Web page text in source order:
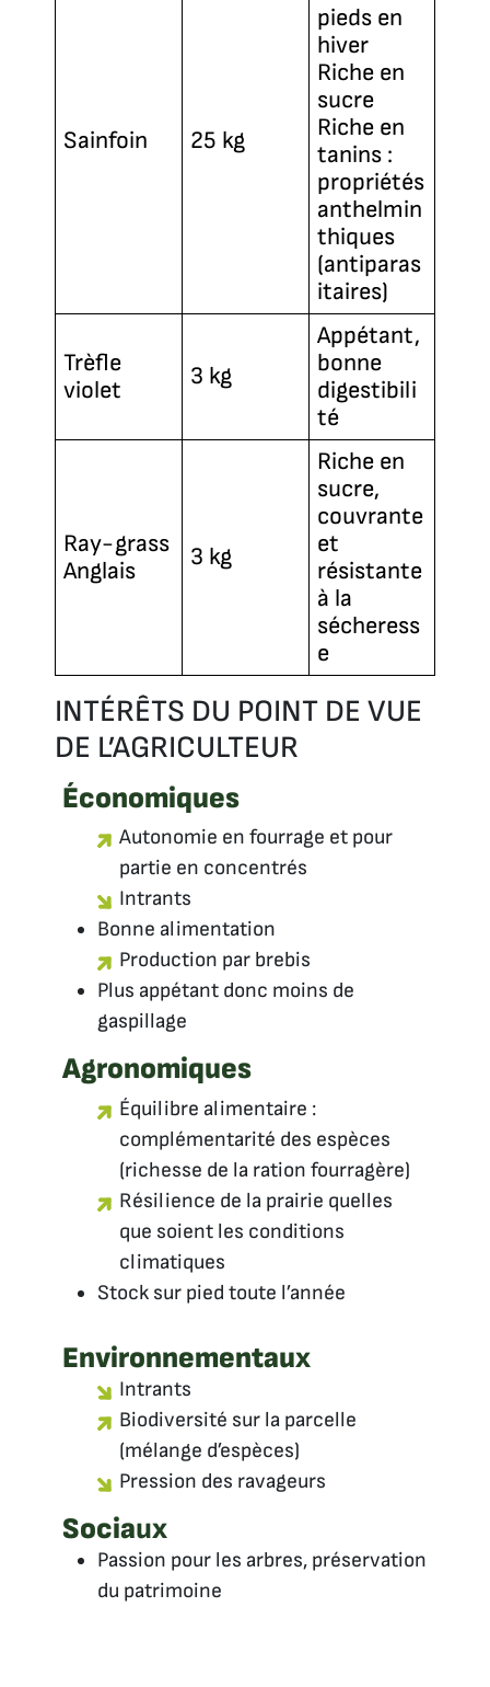
Sainfoin 25 kg
pieds en
hiver
Riche en
sucre
Riche en
tanins :
propriétés
anthelmin
thiques
(antiparas
itaires)
Trèfle
violet
3 kg
Appétant,
bonne
digestibili
té
Ray-grass
Anglais
3 kg
Riche en
sucre,
couvrante
et
résistante
à la
sécheress
e
INTÉRÊTS DU POINT DE VUE
DE L’AGRICULTEUR
Économiques
Autonomie en fourrage et pour
partie en concentrés
Intrants
Bonne alimentation
Production par brebis
Plus appétant donc moins de
gaspillage
Agronomiques
Équilibre alimentaire :
complémentarité des espèces
(richesse de la ration fourragère)
Résilience de la prairie quelles
que soient les conditions
climatiques
Stock sur pied toute l’année
Environnementaux
Intrants
Biodiversité sur la parcelle
(mélange d’espèces)
Pression des ravageurs
Sociaux
Passion pour les arbres, préservation
du patrimoine